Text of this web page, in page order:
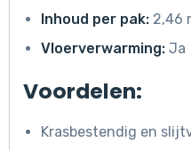
Inhoud per pak: 2,46
Vloerverwarming: Ja
Voordelen:
Krasbestendig en